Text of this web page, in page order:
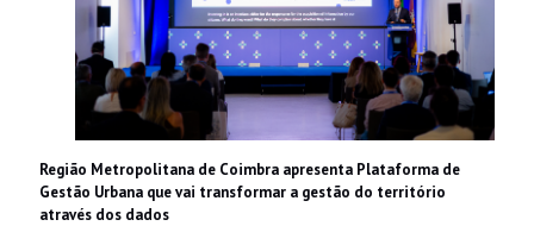
Região Metropolitana de Coimbra apresenta Plataforma de
Gestão Urbana que vai transformar a gestão do território
através dos dados